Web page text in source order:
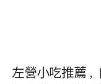
左營小吃推薦 ,